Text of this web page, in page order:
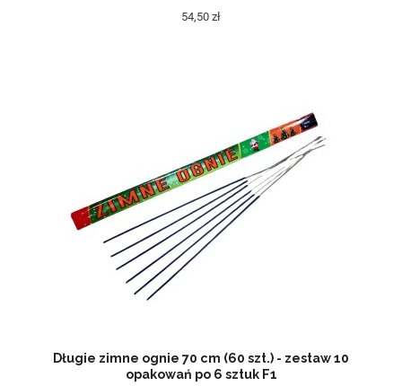
54,50 zł
Długie zimne ognie 70 cm (60 szt.) - zestaw 10
opakowań po 6 sztuk F1